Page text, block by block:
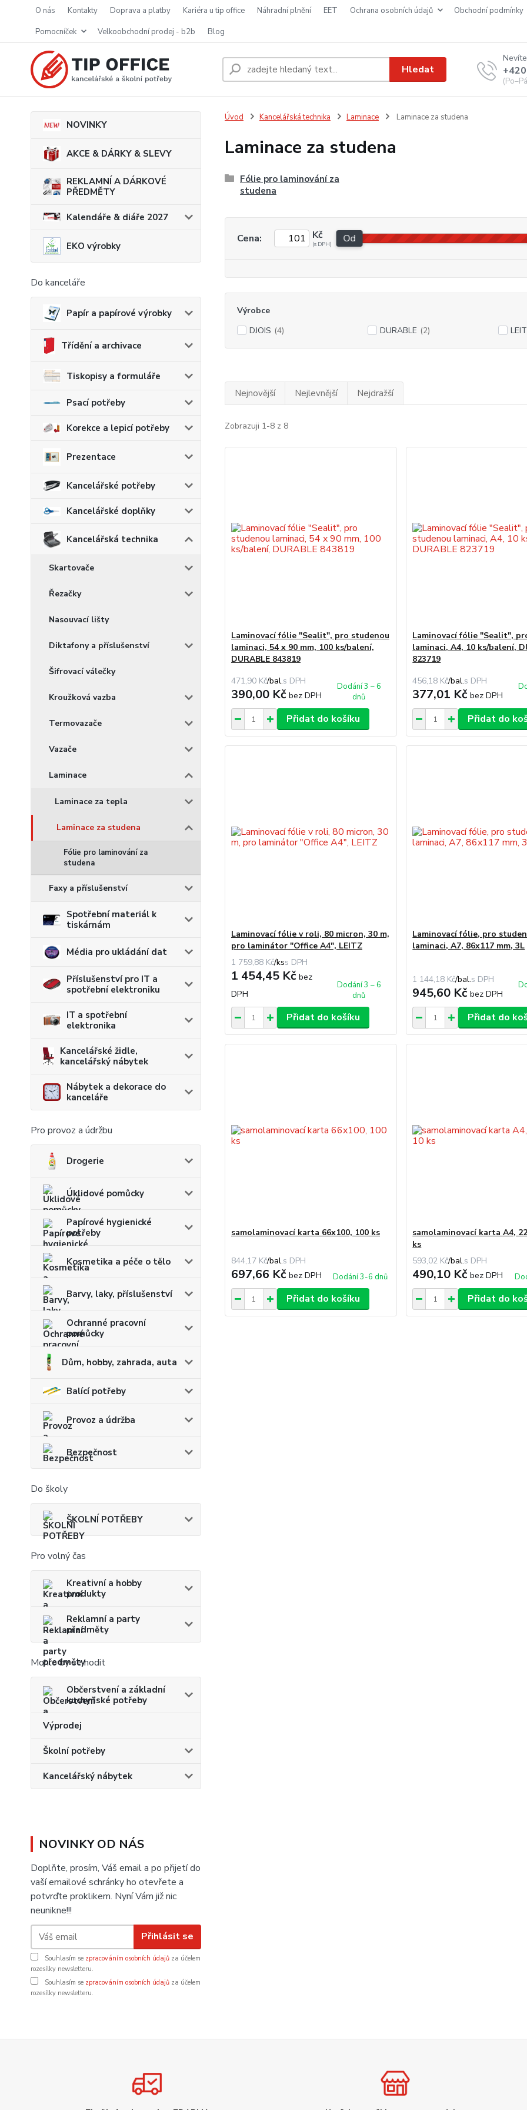
o nás kontakty doprava a platby kariéra u tip office náhradní plnění EET ochrana osobních údajů
obchodní podmínky
pomocníček
velkoobchodní prodej - b2b blog
Hledat
NOVINKY
AKCE & DÁRKY & SLEVY
REKLAMNÍ A DÁRKOVÉ
PŘEDMĚTY
Kalendáře & diáře 2027
EKO výrobky
Do kanceláře
Papír a papírové výrobky
Třídění a archivace
Tiskopisy a formuláře
Psací potřeby
Korekce a lepicí potřeby
Prezentace
Kancelářské potřeby
Kancelářské doplňky
Kancelářská technika
Skartovače
Řezačky
Nasouvací lišty
Diktafony a příslušenství
Šifrovací válečky
Kroužková vazba
Termovazače
Vazače
Laminace
Laminace za tepla
Laminace za studena
Fólie pro laminování za
studena
Faxy a příslušenství
Spotřební materiál k
tiskárnám
Média pro ukládání dat
Příslušenství pro IT a
spotřební elektroniku
IT a spotřební
elektronika
Kancelářské židle,
kancelářský nábytek
Nábytek a dekorace do
kanceláře
Pro provoz a údržbu
Drogerie
Úklidové pomůcky
Papírové hygienické
potřeby
Kosmetika a péče o tělo
Barvy, laky, příslušenství
Ochranné pracovní
pomůcky
Dům, hobby, zahrada, auta
Balící potřeby
Provoz a údržba
Bezpečnost
Do školy
ŠKOLNÍ POTŘEBY
Pro volný čas
Kreativní a hobby
produkty
Reklamní a party
předměty
Mohlo by se hodit
Občerstvení a základní
kuchyňské potřeby
Výprodej
Školní potřeby
Kancelářský nábytek
NOVINKY OD NÁS
Doplňte, prosím, Váš email a po přijetí do
vaší emailové schránky ho otevřete a
potvrďte proklikem. Nyní Vám již nic
neunikne!!!
Přihlásit se
Souhlasím se zpracováním osobních údajů za účelem
rozesílky newsletteru.
Souhlasím se zpracováním osobních údajů za účelem
rozesílky newsletteru.
Úvod Kancelářská technika Laminace Laminace za studena
Laminace za studena
Fólie pro laminování za
studena
Cena: Kč Od
Výrobce
DJOIS (4) DURABLE (2)
Nejnovější Nejlevnější Nejdražší
Zobrazuji 1-8 z 8
Laminovací fólie "Sealit", pro studenou
laminaci, 54 x 90 mm, 100 ks/balení,
DURABLE 843819
471,90 Kč/bal.
390,00 Kč bez DPH
Dodání 3 – 6
dnů
Přidat do košíku
Laminovací fólie "Sealit",
laminaci, A4, 10 ks/balení,
823719
456,18 Kč/bal.
377,01 Kčbez DPH
Přidat do
Laminovací fólie v roli, 80 micron, 30 m,
pro laminátor "Office A4", LEITZ
1 759,88 Kč/ks
1 454,45 Kč bez
DPH
Dodání 3 – 6
dnů
Přidat do košíku
Laminovací fólie, pro
laminaci, A7, 86x117 mm, 3L
1 144,18 Kč/bal.
945,60 Kčbez DPH
Přidat do
samolaminovací karta 66x100, 100 ks
844,17 Kč/bal.
697,66 Kč bez DPH Dodání 3-6 dnů
Přidat do košíku
samolaminovací karta A4,
ks
593,02 Kč/bal.
490,10 Kčbez DPH
Přidat do